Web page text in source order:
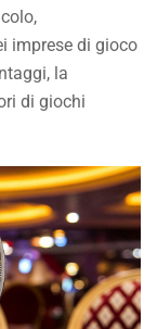
imprese di gioco
la
di giochi